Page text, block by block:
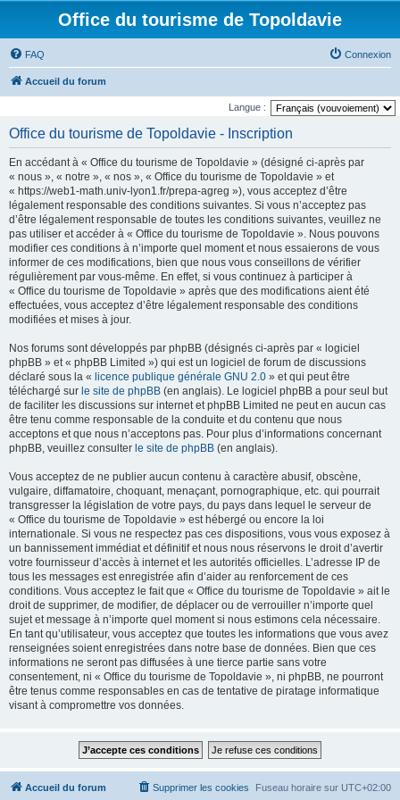
Office du tourisme de Topoldavie
FAQ Connexion
Accueil du forum
Langue :
Office du tourisme de Topoldavie - Inscription
En accédant à « Office du tourisme de Topoldavie » (désigné ci-après par
« nous », « notre », « nos », « Office du tourisme de Topoldavie » et
« https://web1-math.univ-lyon1.fr/prepa-agreg »), vous acceptez d’être
légalement responsable des conditions suivantes. Si vous n’acceptez pas
d’être légalement responsable de toutes les conditions suivantes, veuillez ne
pas utiliser et accéder à « Office du tourisme de Topoldavie ». Nous pouvons
modifier ces conditions à n’importe quel moment et nous essaierons de vous
informer de ces modifications, bien que nous vous conseillons de vérifier
régulièrement par vous-même. En effet, si vous continuez à participer à
« Office du tourisme de Topoldavie » après que des modifications aient été
effectuées, vous acceptez d’être légalement responsable des conditions
modifiées et mises à jour.
Nos forums sont développés par phpBB (désignés ci-après par « logiciel
phpBB » et « phpBB Limited ») qui est un logiciel de forum de discussions
déclaré sous la « licence publique générale GNU 2.0 » et qui peut être
téléchargé sur le site de phpBB (en anglais). Le logiciel phpBB a pour seul but
de faciliter les discussions sur internet et phpBB Limited ne peut en aucun cas
être tenu comme responsable de la conduite et du contenu que nous
acceptons et que nous n’acceptons pas. Pour plus d’informations concernant
phpBB, veuillez consulter le site de phpBB (en anglais).
Vous acceptez de ne publier aucun contenu à caractère abusif, obscène,
vulgaire, diffamatoire, choquant, menaçant, pornographique, etc. qui pourrait
transgresser la législation de votre pays, du pays dans lequel le serveur de
« Office du tourisme de Topoldavie » est hébergé ou encore la loi
internationale. Si vous ne respectez pas ces dispositions, vous vous exposez à
un bannissement immédiat et définitif et nous nous réservons le droit d’avertir
votre fournisseur d’accès à internet et les autorités officielles. L’adresse IP de
tous les messages est enregistrée afin d’aider au renforcement de ces
conditions. Vous acceptez le fait que « Office du tourisme de Topoldavie » ait le
droit de supprimer, de modifier, de déplacer ou de verrouiller n’importe quel
sujet et message à n’importe quel moment si nous estimons cela nécessaire.
En tant qu’utilisateur, vous acceptez que toutes les informations que vous avez
renseignées soient enregistrées dans notre base de données. Bien que ces
informations ne seront pas diffusées à une tierce partie sans votre
consentement, ni « Office du tourisme de Topoldavie », ni phpBB, ne pourront
être tenus comme responsables en cas de tentative de piratage informatique
visant à compromettre vos données.
Accueil du forum Fuseau horaire sur UTC+02:00
Supprimer les cookies